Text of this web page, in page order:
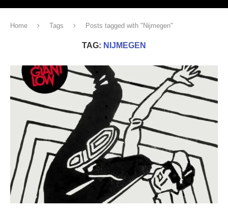
Home Tags Posts tagged with "Nijmegen"
TAG: NIJMEGEN